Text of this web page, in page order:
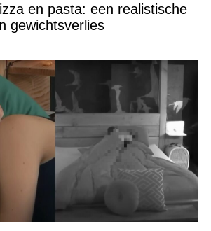
en pasta: een realistische
gewichtsverlies